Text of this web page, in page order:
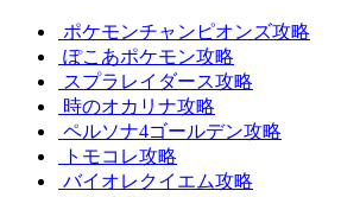
ポケモンチャンピオンズ攻略
ぽこあポケモン攻略
スプラレイダース攻略
時のオカリナ攻略
ペルソナ4ゴールデン攻略
トモコレ攻略
バイオレクイエム攻略